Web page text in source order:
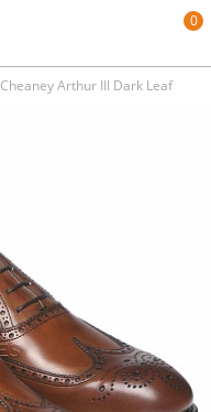
0
Cheaney Arthur III Dark Leaf